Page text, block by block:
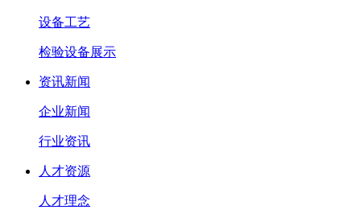
设备工艺
检验设备展示
资讯新闻
企业新闻
行业资讯
人才资源
人才理念